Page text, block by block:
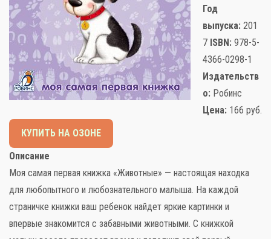
Слова поддержки
Детские игры
Полезный досуг
Карта
Год
выпуска: 201
7 ISBN: 978-5-
4366-0298-1
Издательств
о: Робинс
Цена: 166 руб.
КУПИТЬ НА ОЗОНЕ
Описание
Моя самая первая книжка «Животные» — настоящая находка
для любопытного и любознательного малыша. На каждой
страничке книжки ваш ребенок найдет яркие картинки и
впервые знакомится с забавными животными. С книжкой